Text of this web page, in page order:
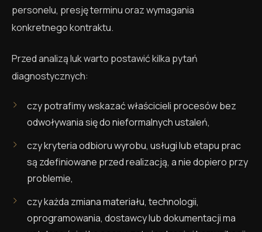
personelu, presję terminu oraz wymagania
konkretnego kontraktu.
Przed analizą luk warto postawić kilka pytań
diagnostycznych:
czy potrafimy wskazać właścicieli procesów bez
odwoływania się do nieformalnych ustaleń,
czy kryteria odbioru wyrobu, usługi lub etapu prac
są zdefiniowane przed realizacją, a nie dopiero przy
problemie,
czy każda zmiana materiału, technologii,
oprogramowania, dostawcy lub dokumentacji ma